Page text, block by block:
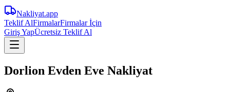
Nakliyat.app
Teklif AlFirmalarFirmalar İçin
Giriş YapÜcretsiz Teklif Al
Dorlion Evden Eve Nakliyat